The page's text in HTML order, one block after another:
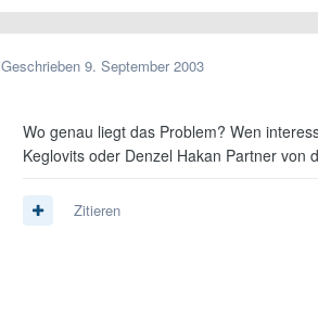
Geschrieben 9. September 2003
Wo genau liegt das Problem? Wen
Keglovits oder Denzel Hakan Partner von
Zitieren